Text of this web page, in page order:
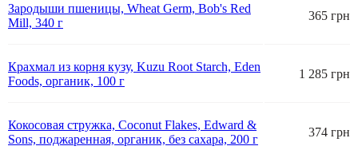
Зародыши пшеницы, Wheat Germ, Bob's Red
Mill, 340 г
365 грн
Крахмал из корня кузу, Kuzu Root Starch, Eden
Foods, органик, 100 г
1 285 грн
Кокосовая стружка, Coconut Flakes, Edward &
Sons, поджаренная, органик, без сахара, 200 г
374 грн